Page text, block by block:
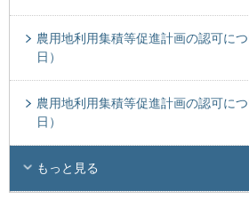
農用地利用集積等促進計画の認可に
日）
農用地利用集積等促進計画の認可に
日）
もっと見る